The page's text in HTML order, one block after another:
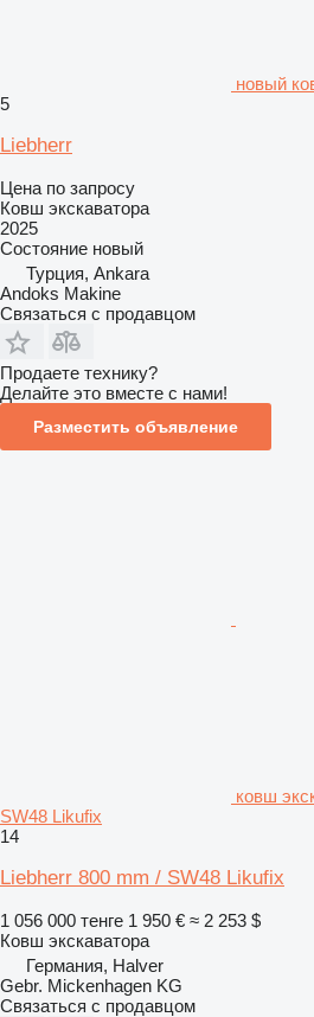
новый
5
Liebherr
Цена по запросу
Ковш экскаватора
2025
Состояние новый
Турция, Ankara
Andoks Makine
Связаться с продавцом
Продаете технику?
Делайте это вместе с нами!
Разместить объявление
ковш
SW48 Likufix
14
Liebherr 800 mm / SW48 Likufix
1 056 000 тенге 1 950 € ≈ 2 253 $
Ковш экскаватора
Германия, Halver
Gebr. Mickenhagen KG
Связаться с продавцом